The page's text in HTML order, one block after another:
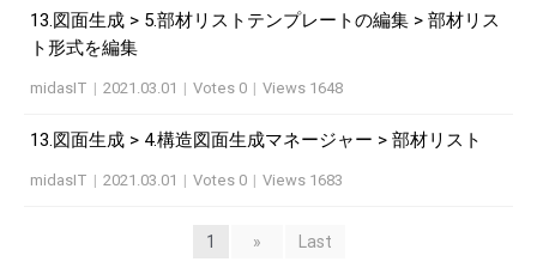
13.図面生成 > 5.部材リストテンプレートの編集 > 部材リス
ト形式を編集
midasIT | 2021.03.01 | Votes 0 | Views 1648
13.図面生成 > 4.構造図面生成マネージャー > 部材リスト
midasIT | 2021.03.01 | Votes 0 | Views 1683
1 » Last